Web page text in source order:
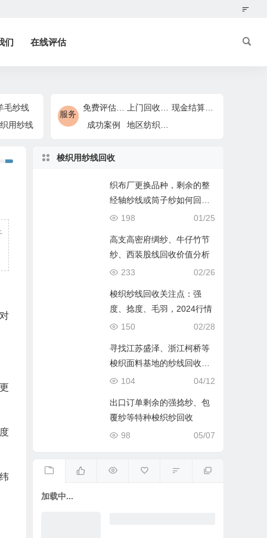
们 在线评估
毛纱线
用纱线
服务
免费评估服务
现金结算服务
成功案例
梭织用纱线回收
织布厂更换品种，剩余的整
经轴纱线或筒子纱如何回
收？
01/25
198
高支高密府绸纱、牛仔竹节
纱、西装股线回收价值分析
02/26
233
梭织纱线回收关注点：强
度、捻度、毛羽，2024行情
02/28
150
寻找江苏盛泽、浙江柯桥等
梭织面料基地的纱线回收渠
道
04/12
104
出口订单剩余的强捻纱、包
覆纱等特种梭织纱回收
05/07
98
加载中...